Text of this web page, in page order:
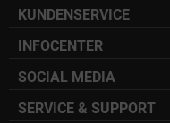
KUNDENSERVICE
INFOCENTER
SOCIAL MEDIA
SERVICE & SUPPORT